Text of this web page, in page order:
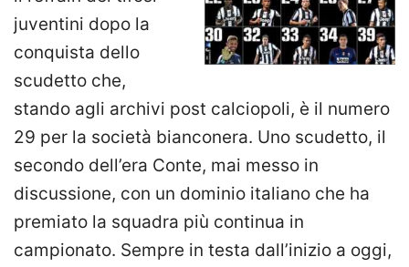
juventini dopo la
conquista dello
scudetto che,
stando agli archivi post calciopoli, è il numero
29 per la società bianconera. Uno scudetto, il
secondo dell’era Conte, mai messo in
discussione, con un dominio italiano che ha
premiato la squadra più continua in
campionato. Sempre in testa dall’inizio a oggi,